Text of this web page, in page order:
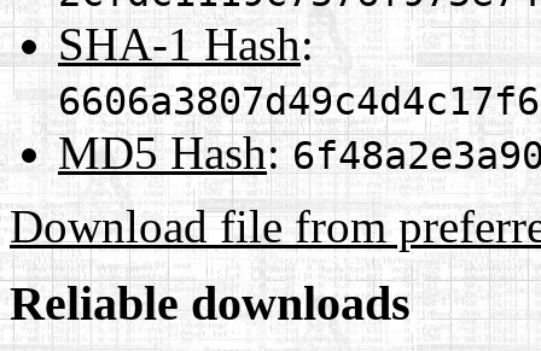
SHA-1 Hash:
MD5 Hash:
Download file from
Reliable downloads